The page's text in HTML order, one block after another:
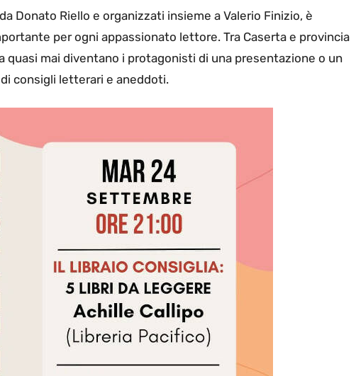
Donato Riello e organizzati insieme a Valerio Finizio, è
per ogni appassionato lettore. Tra Caserta e provincia
quasi mai diventano i protagonisti di una presentazione o un
consigli letterari e aneddoti.